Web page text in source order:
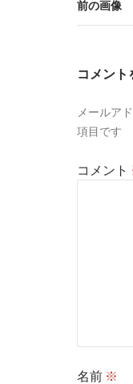
前の画像
コメント
メールア
項目です
コメント
名前 ※